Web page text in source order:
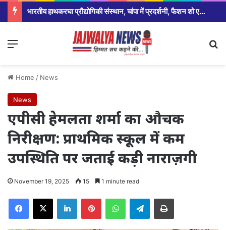
भारतीय हाथकरघा प्रौद्योगिकी संस्थान, चांपा में प्रदर्शनी, फैशन शो एवं प्रतिभाशाली विद्यार्थियों का हुआ सम्मान,सरकार ने योजना को रोजगार उन्मूलन बना युवाओ और बेरोजगार के बड़ा अवसर:श्रीमती मंजुषा पाटले
Menu
Home / News
News
एपीसी हेमलता शर्मा का औचक
निरीक्षण: प्राथमिक स्कूल में कम
उपस्थिति पर जताई कड़ी नाराज़गी
November 19, 2025 15 1 minute read
Facebook
X LinkedInPinterestWhatsAppTelegramPrint